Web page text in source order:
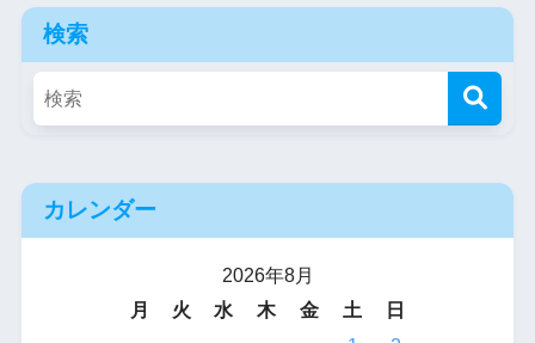
検索
カレンダー
2026年8月
月
火 水 木 金 土
日